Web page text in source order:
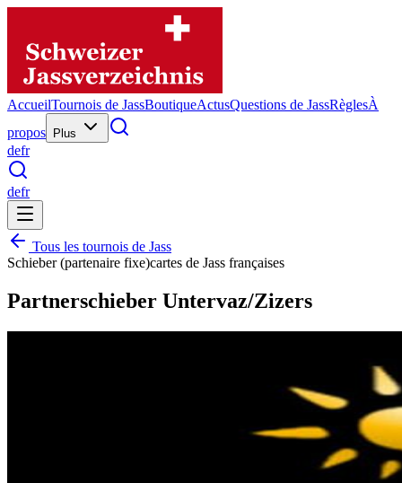
AccueilTournois de JassBoutiqueActusQuestions de JassRèglesÀ
propos
Plus
defr
defr
Tous les tournois de Jass
Schieber (partenaire fixe)cartes de Jass françaises
Partnerschieber Untervaz/Zizers